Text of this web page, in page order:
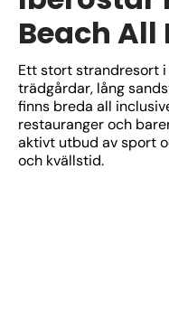
Beach
Ett stort strandresort i
trädgårdar, lång
finns breda all
restauranger och
aktivt utbud av sport
och kvällstid.